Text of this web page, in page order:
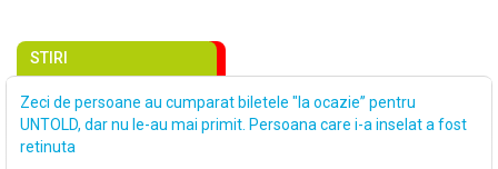
STIRI
Zeci de persoane au cumparat biletele "la ocazie” pentru
UNTOLD, dar nu le-au mai primit. Persoana care i-a inselat a fost
retinuta